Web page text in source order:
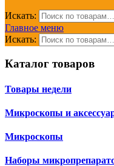
Искать:
Главное меню
Искать:
Каталог товаров
Товары недели
Микроскопы и
Микроскопы
Наборы